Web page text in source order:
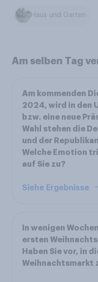
Haus und Garten
Am selben Tag
Am kommenden
2024, wird in den
bzw. eine neue
Wahl stehen die
und der
Welche Emotion
auf Sie zu?
Siehe Ergebnisse
In wenigen
ersten
Haben Sie vor, in
Weihnachtsmarkt